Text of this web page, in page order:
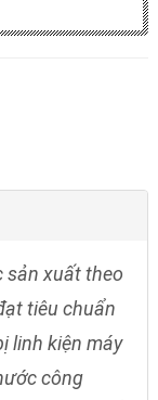
sản xuất theo
tiêu chuẩn
linh kiện máy
công